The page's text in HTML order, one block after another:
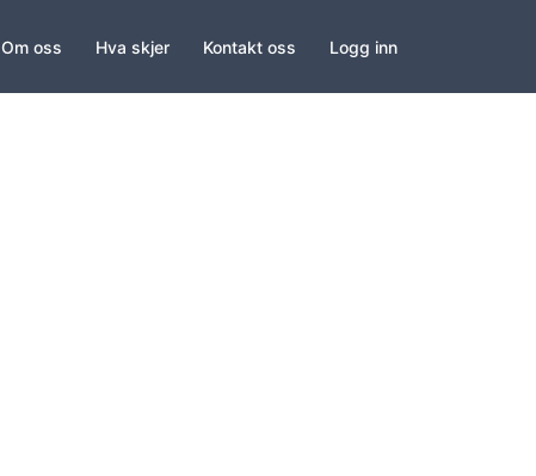
Om oss Hva skjer Kontakt oss Logg inn